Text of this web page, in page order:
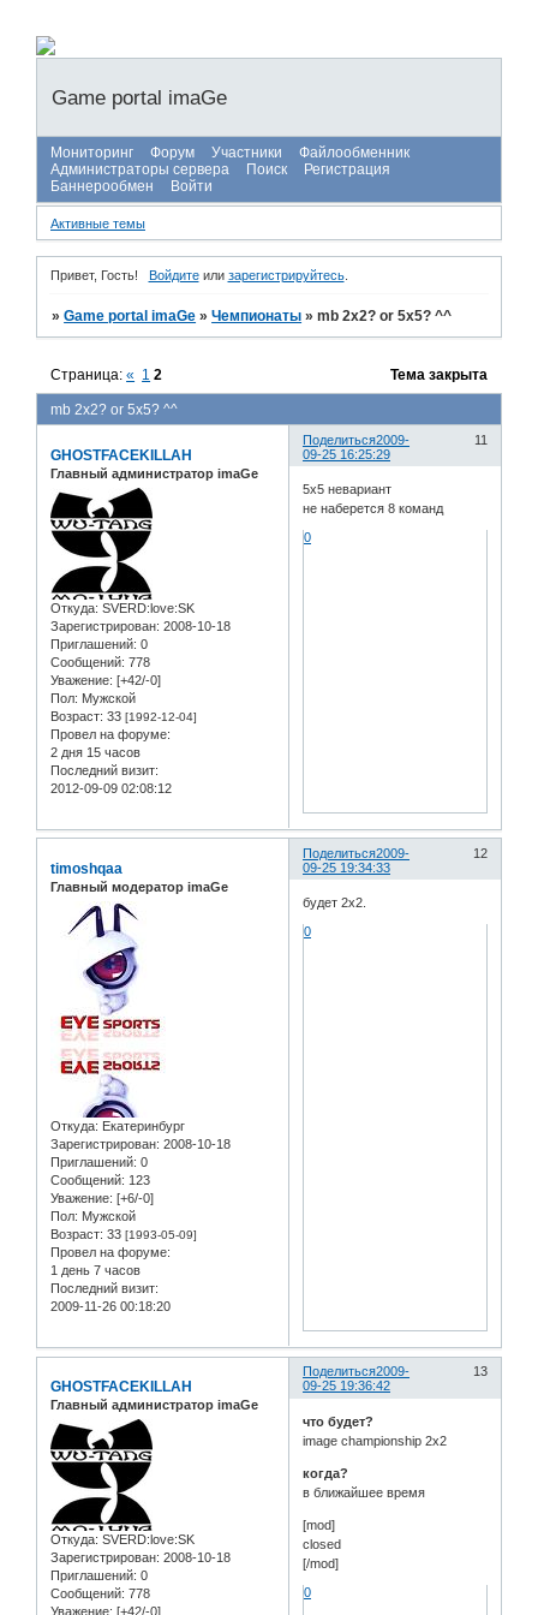
Game portal imaGe
Мониторинг Форум Участники
Файлообменник
Администраторы сервера
Поиск
Регистрация
Баннерообмен
Войти
Активные темы
Привет, Гость! Войдитеили зарегистрируйтесь.
»Game portal imaGe »Чемпионаты »mb 2x2? or 5x5? ^^
mb 2x2? or 5x5? ^^
Страница:« 1 2 Тема закрыта
Поделиться 11
2009-
09-25 16:25:29
GHOSTFACEKILLAH
Главный администратор imaGe
Откуда: SVERD:love:SK
Зарегистрирован: 2008-10-18
Приглашений: 0
Сообщений: 778
Уважение: [+42/-0]
Пол: Мужской
Возраст: 33 [1992-12-04]
Провел на форуме:
2 дня 15 часов
Последний визит:
2012-09-09 02:08:12
5х5 невариант
не наберется 8 команд
0
Поделиться 12
2009-
09-25 19:34:33
timoshqaa
Главный модератор imaGe
Откуда: Екатеринбург
Зарегистрирован: 2008-10-18
Приглашений: 0
Сообщений: 123
Уважение: [+6/-0]
Пол: Мужской
Возраст: 33 [1993-05-09]
Провел на форуме:
1 день 7 часов
Последний визит:
2009-11-26 00:18:20
будет 2х2.
0
Поделиться 13
2009-
09-25 19:36:42
GHOSTFACEKILLAH
Главный администратор imaGe
Откуда: SVERD:love:SK
Зарегистрирован: 2008-10-18
Приглашений: 0
Сообщений: 778
Уважение: [+42/-0]
что будет?
image championship 2x2
когда?
в ближайшее время
[mod]
closed
[/mod]
0